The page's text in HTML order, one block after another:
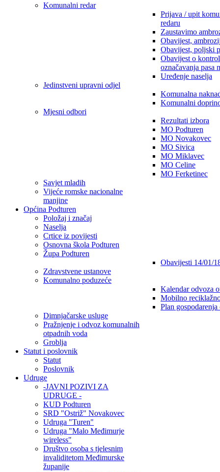
Komunalni redar
Prijava / upit
redaru
Zaustavimo
Obavijest,
Obavijest, poljski
Obavijest o
označavanja pasa
Uređenje naselja
Jedinstveni upravni odjel
Komunalna
Komunalni
Mjesni odbori
Rezultati izbora
MO Podturen
MO Novakovec
MO Sivica
MO Miklavec
MO Celine
MO Ferketinec
Savjet mladih
Vijeće romske nacionalne
manjine
Općina Podturen
Položaj i značaj
Naselja
Crtice iz povijesti
Osnovna škola Podturen
Župa Podturen
Obavijesti 14/01/
Zdravstvene ustanove
Komunalno poduzeće
Kalendar odvoza
Mobilno
Plan gospodarenja
Dimnjačarske usluge
Pražnjenje i odvoz komunalnih
otpadnih voda
Groblja
Statut i poslovnik
Statut
Poslovnik
Udruge
-JAVNI POZIVI ZA
UDRUGE -
KUD Podturen
SRD "Ostriž" Novakovec
Udruga "Turen"
Udruga "Malo Međimurje
wireless"
Društvo osoba s tjelesnim
invaliditetom Međimurske
županije